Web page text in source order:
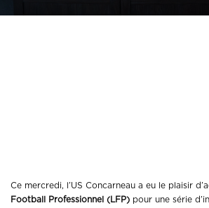
Ce mercredi, l’US Concarneau a eu le plaisir
Football Professionnel (LFP) pour une série